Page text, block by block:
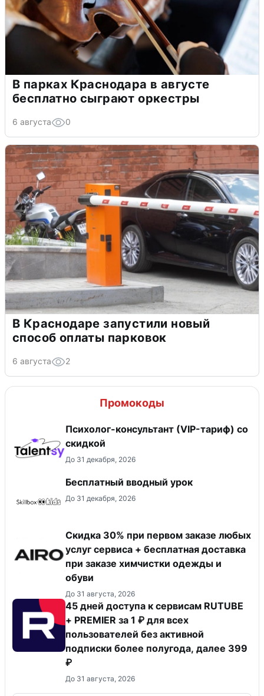
В парках Краснодара в августе
бесплатно сыграют оркестры
6 августа 0
В Краснодаре запустили новый
способ оплаты парковок
6 августа 2
Промокоды
Психолог-консультант (VIP-тариф) со
скидкой
До 31 декабря, 2026
Бесплатный вводный урок
До 31 декабря, 2026
Скидка 30% при первом заказе любых
услуг сервиса + бесплатная доставка
при заказе химчистки одежды и
обуви
До 31 августа, 2026
45 дней доступа к сервисам RUTUBE
+ PREMIER за 1 ₽ для всех
пользователей без активной
подписки более полугода, далее 399
₽
До 31 августа, 2026